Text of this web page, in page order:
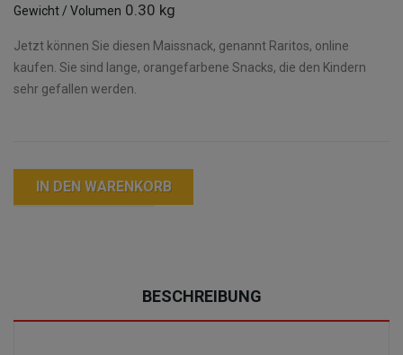
Gewicht / Volumen 0.30 kg
Jetzt können Sie diesen Maissnack, genannt Raritos, online
kaufen. Sie sind lange, orangefarbene Snacks, die den Kindern
sehr gefallen werden.
IN DEN WARENKORB
BESCHREIBUNG